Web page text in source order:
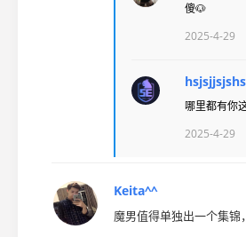
傻🐶
2025-4-29
哪里都有你
2025-4-29
Keita^^
魔男值得单独出一个集